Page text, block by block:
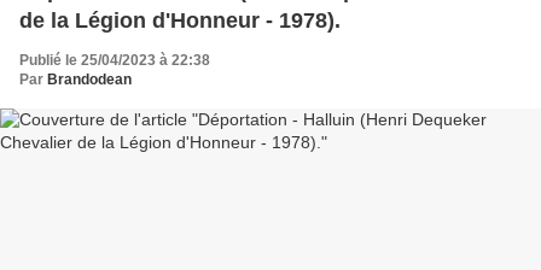
de la Légion d'Honneur - 1978).
Publié le 25/04/2023 à 22:38
Par Brandodean